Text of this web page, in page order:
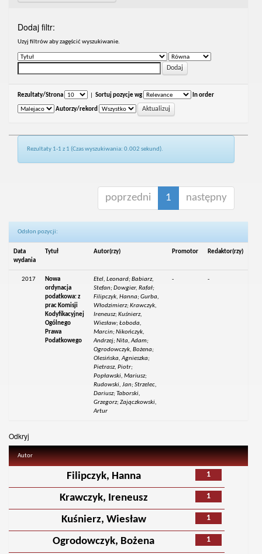
Dodaj filtr:
Uzyj filtrów aby zagęścić wyszukiwanie.
Rezultaty/Strona Sortuj pozycje wg In order
Autorzy/rekord
Rezultaty 1-1 z 1 (Czas wyszukiwania: 0.002 sekund).
poprzedni 1 następny
Odsłon pozycji:
Data
wydania
Tytuł Autor(rzy) Promotor Redaktor(rzy)
2017
Nowa
ordynacja
podatkowa: z
prac Komisji
Kodyfikacyjnej
Ogólnego
Prawa
Podatkowego
Etel, Leonard; Babiarz,
Stefan; Dowgier, Rafał;
Filipczyk, Hanna; Gurba,
Włodzimierz; Krawczyk,
Ireneusz; Kuśnierz,
Wiesław; Łoboda,
Marcin; Nikończyk,
Andrzej; Nita, Adam;
Ogrodowczyk, Bożena;
Olesińska, Agnieszka;
Pietrasz, Piotr;
Popławski, Mariusz;
Rudowski, Jan; Strzelec,
Dariusz; Taborski,
Grzegorz; Zajączkowski,
Artur
- -
Odkryj
Autor
1
Filipczyk, Hanna
1
Krawczyk, Ireneusz
1
Kuśnierz, Wiesław
1
Ogrodowczyk, Bożena